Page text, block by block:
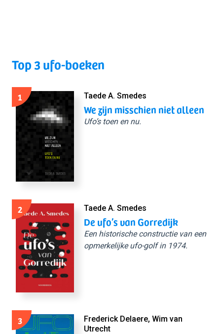
Top 3 ufo-boeken
1 Taede A. Smedes
We zijn misschien niet alleen
Ufo’s toen en nu.
2 Taede A. Smedes
De ufo’s van Gorredijk
Een historische constructie van een
opmerkelijke ufo-golf in 1974.
3
Frederick Delaere, Wim van
Utrecht